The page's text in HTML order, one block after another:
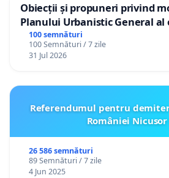
Obiecții și propuneri privind
Planului Urbanistic General
100 semnături
100 Semnături / 7 zile
31 Jul 2026
Referendumul pentru
României Nicusor
26 586 semnături
89 Semnături / 7 zile
4 Jun 2025